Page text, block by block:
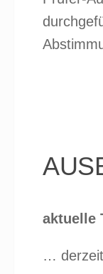
aktuelle
…